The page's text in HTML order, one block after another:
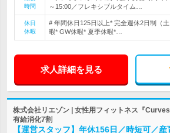
時間
～15:00／フレキシブルタイム…
休日
休暇
# 年間休日125日以上* 完全週休2日制（
暇* GW休暇* 夏季休暇*…
求人詳細を見る
株式会社リエゾン | 女性用フィットネス『Curves
有給消化7割
【運営スタッフ】年休156日／時短可／